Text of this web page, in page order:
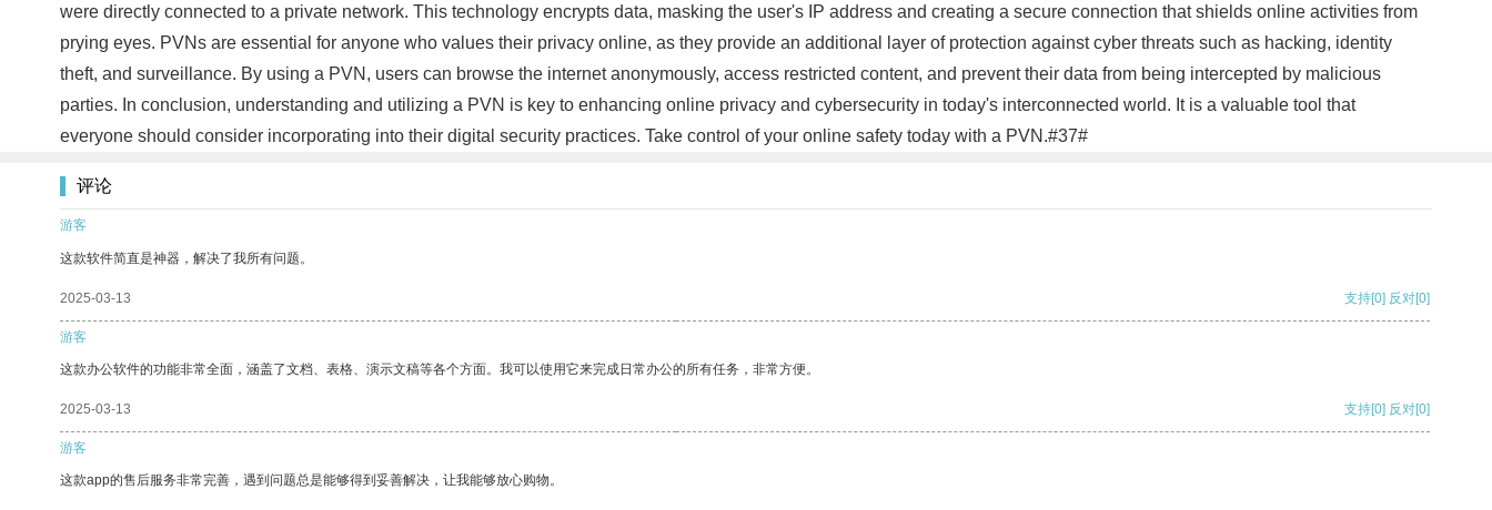
were directly connected to a private network. This technology encrypts data, masking the user's IP address and creating a secure connection that shields online activities from
prying eyes. PVNs are essential for anyone who values their privacy online, as they provide an additional layer of protection against cyber threats such as hacking, identity
theft, and surveillance. By using a PVN, users can browse the internet anonymously, access restricted content, and prevent their data from being intercepted by malicious
parties. In conclusion, understanding and utilizing a PVN is key to enhancing online privacy and cybersecurity in today's interconnected world. It is a valuable tool that
everyone should consider incorporating into their digital security practices. Take control of your online safety today with a PVN.#37#
评论
游客
这款软件简直是神器，解决了我所有问题。
2025-03-13 支持[0] 反对[0]
游客
这款办公软件的功能非常全面，涵盖了文档、表格、演示文稿等各个方面。我可以使用它来完成日常办公的所有任务，非常方便。
2025-03-13 支持[0] 反对[0]
游客
这款app的售后服务非常完善，遇到问题总是能够得到妥善解决，让我能够放心购物。